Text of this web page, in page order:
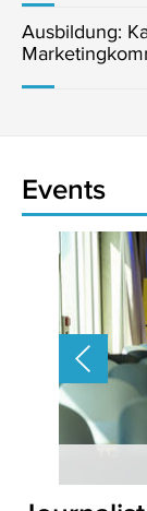
Ausbildung:
Events